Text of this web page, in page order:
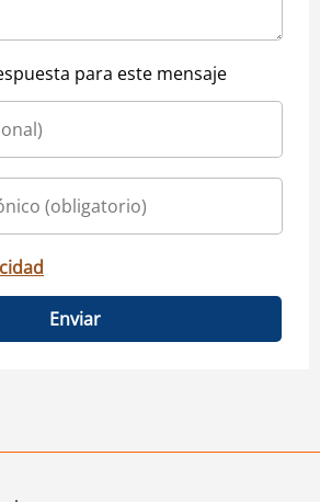
para este mensaje
Enviar